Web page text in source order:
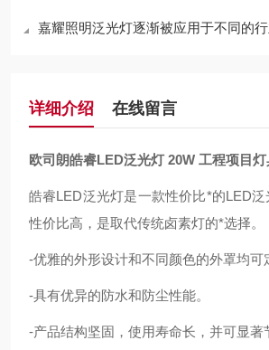
嘉耀照明泛光灯逐渐被应用于不同的
详细介绍 在线留言
欧司朗皓睿LED泛光灯 20W 工程项目灯
皓睿LED泛光灯是一款性价比*的LED泛
性价比高，是取代传统卤素灯的*选择。
-优雅的外形设计和不同颜色的外罩均可
-具有优异的防水和防尘性能。
-产品结构坚固，使用寿命长，并可显著